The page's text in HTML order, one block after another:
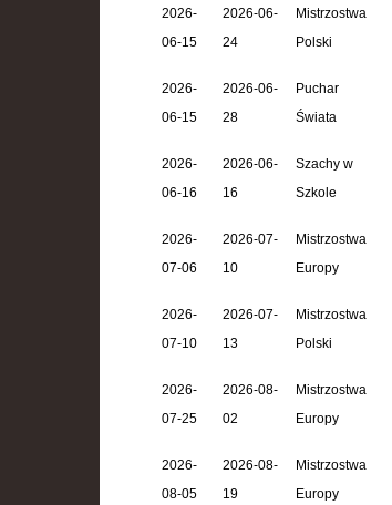
2026-
06-15
2026-06-
24
Mistrzostwa
Polski
2026-
06-15
2026-06-
28
Puchar
Świata
2026-
06-16
2026-06-
16
Szachy w
Szkole
2026-
07-06
2026-07-
10
Mistrzostwa
Europy
2026-
07-10
2026-07-
13
Mistrzostwa
Polski
2026-
07-25
2026-08-
02
Mistrzostwa
Europy
2026-
08-05
2026-08-
19
Mistrzostwa
Europy